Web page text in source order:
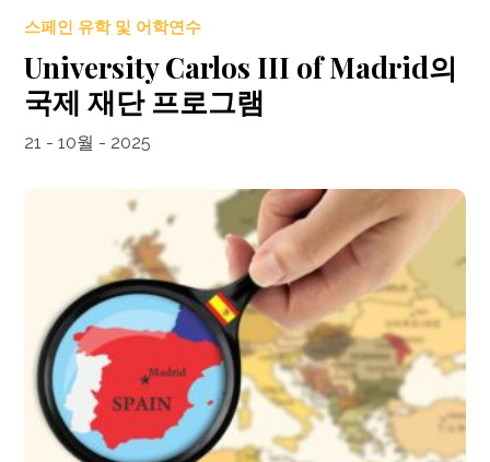
스페인 유학 및 어학연수
University Carlos III of Madrid의
국제 재단 프로그램
21 - 10월 - 2025